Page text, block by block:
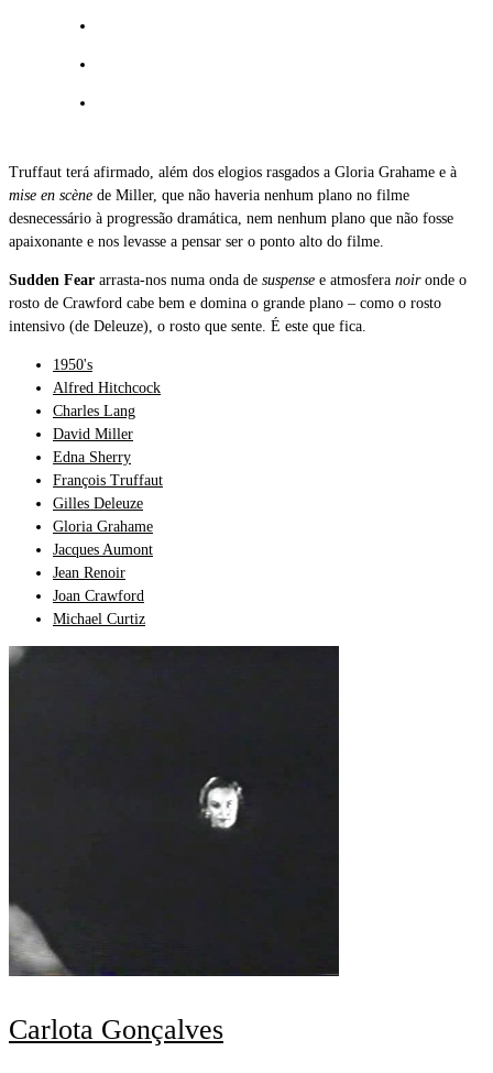
Truffaut terá afirmado, além dos elogios rasgados a Gloria Grahame e à
mise en scène de Miller, que não haveria nenhum plano no filme
desnecessário à progressão dramática, nem nenhum plano que não fosse
apaixonante e nos levasse a pensar ser o ponto alto do filme.
Sudden Fear arrasta-nos numa onda de suspense e atmosfera noironde o
rosto de Crawford cabe bem e domina o grande plano – como o rosto
intensivo (de Deleuze), o rosto que sente. É este que fica.
1950's
Alfred Hitchcock
Charles Lang
David Miller
Edna Sherry
François Truffaut
Gilles Deleuze
Gloria Grahame
Jacques Aumont
Jean Renoir
Joan Crawford
Michael Curtiz
Carlota Gonçalves